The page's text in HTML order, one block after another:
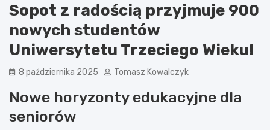
Sopot z radością przyjmuje 900
nowych studentów
Uniwersytetu Trzeciego Wieku!
8 października 2025 Tomasz Kowalczyk
Nowe horyzonty edukacyjne dla
seniorów